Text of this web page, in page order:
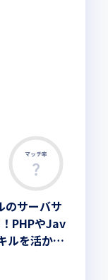
マッチ率
のサーバサ
PHPやJav
ルを活かし
せんか